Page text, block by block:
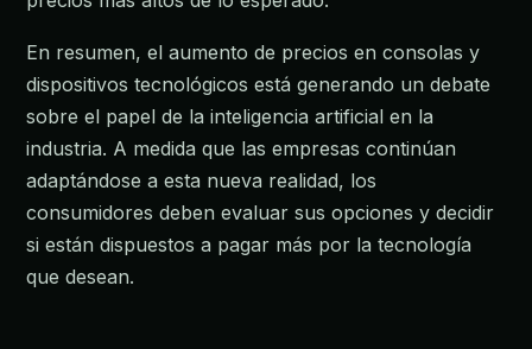
En resumen, el aumento de precios en consolas y
dispositivos tecnológicos está generando un debate
sobre el papel de la inteligencia artificial en la
industria. A medida que las empresas continúan
adaptándose a esta nueva realidad, los
consumidores deben evaluar sus opciones y decidir
si están dispuestos a pagar más por la tecnología
que desean.